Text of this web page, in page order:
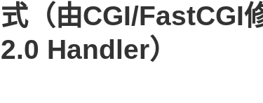
式（由CGI/FastCGI
2.0 Handler）